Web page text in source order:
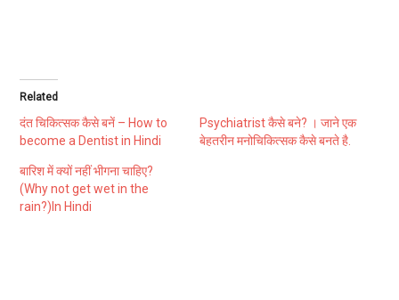
Related
दंत चिकित्सक कैसे बनें – How to
become a Dentist in Hindi
Psychiatrist कैसे बने? । जाने एक
बेहतरीन मनोचिकित्सक कैसे बनते है.
बारिश में क्यों नहीं भीगना चाहिए?
(Why not get wet in the
rain?)In Hindi